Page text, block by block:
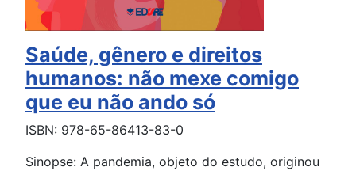
Saúde, gênero e direitos
humanos: não mexe comigo
que eu não ando só
ISBN: 978-65-86413-83-0
Sinopse: A pandemia, objeto do estudo, originou